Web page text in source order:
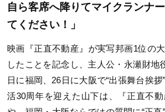
自ら客席へ降りてマイクランナ
てください！」
映画『正直不動産』が実写邦画1位の
したことを記念し、主人公・永瀬財地
日に福岡、26日に大阪で“出張舞台挨
活30周年を迎えた山下は、『正直不